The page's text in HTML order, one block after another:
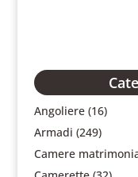
Angoliere (16)
Armadi (249)
Camere